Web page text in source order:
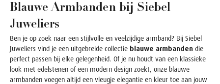
Blauwe Armbanden bij Siebel
Juweliers
Ben je op zoek naar een stijlvolle en veelzijdige armband? Bij Siebel
Juweliers vind je een uitgebreide collectie blauwe armbanden die
perfect passen bij elke gelegenheid. Of je nu houdt van een klassieke
look met edelstenen of een modern design zoekt, onze blauwe
armbanden voegen altijd een vleugje elegantie en kleur toe aan jouw